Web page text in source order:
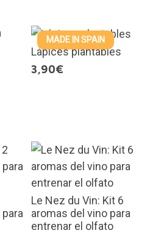
MADE IN SPAIN
Lápices plantables
3,90€
Le Nez du Vin: Kit 6
aromas del vino para
entrenar el olfato